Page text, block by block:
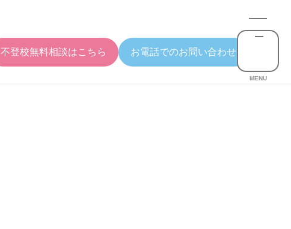
不登校無料相談はこちら お電話でのお問い合わせ
MENU